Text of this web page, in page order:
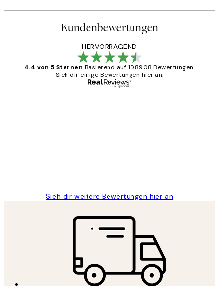
Kundenbewertungen
HERVORRAGEND
4.4 von 5 Sternen Basierend auf 108908 Bewertungen.
Sieh dir einige Bewertungen hier an.
Sieh dir weitere Bewertungen hier an